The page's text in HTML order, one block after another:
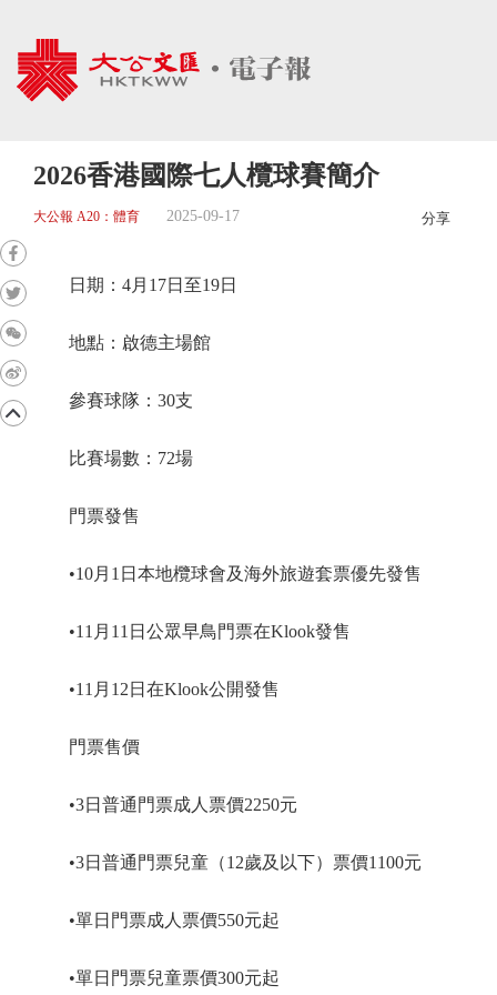
2026香港國際七人欖球賽簡介
大公報 A20：體育 2025-09-17 分享
日期：4月17日至19日
地點：啟德主場館
參賽球隊：30支
比賽場數：72場
門票發售
•10月1日本地欖球會及海外旅遊套票優先發售
•11月11日公眾早鳥門票在Klook發售
•11月12日在Klook公開發售
門票售價
•3日普通門票成人票價2250元
•3日普通門票兒童（12歲及以下）票價1100元
•單日門票成人票價550元起
•單日門票兒童票價300元起